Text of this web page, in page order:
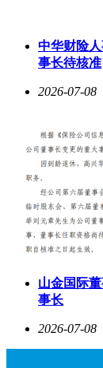
中华财险
事长待核准
2026-07-08
山金国际
事长
2026-07-08